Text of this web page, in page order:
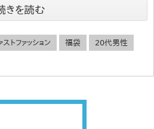
きを読む
ストファッション 福袋 20代男性